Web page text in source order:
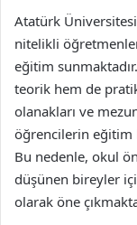
Atatürk
nitelikli
eğitim
teorik hem de
olanakları ve
öğrencilerin eğitim
Bu nedenle, okul
düşünen bireyler
olarak öne